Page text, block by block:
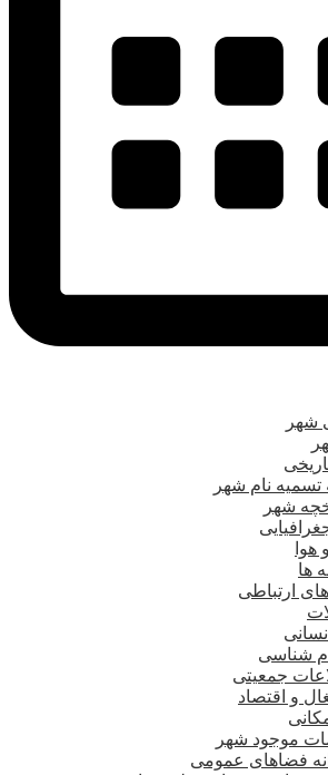
شهر
تسمیه نام شهر
شهر
هوا
ها
ارتباطی
شناسی
جمعیتی
و اقتصاد
موجود شهر
فضاهای عمومی